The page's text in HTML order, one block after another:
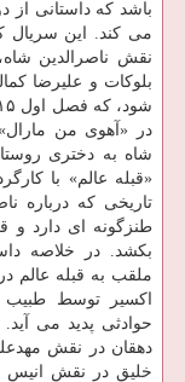
باشد که داستانی از
می کند. این سریال
نقش ناصرالدین شاه،
بلوکات و علیرضا
در «آهوی من
شاه به دختری
«قبله عالم» با
تاریخی که درباره
طنزگونه ای دارد و
بکشد. در خلاصه
ملقب به قبله عالم
اکسیر توسط طبیب
حوادثی پدید می
دهقان در نقش
خلیق در نقش انیس